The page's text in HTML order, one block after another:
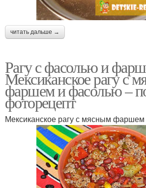
читать дальше →
Рагу с фасолью и
Мексиканское рагу с
фаршем и фасолью –
фоторецепт
Мексиканское рагу с мясным